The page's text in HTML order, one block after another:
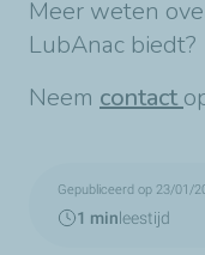
Meer weten
LubAnac biedt?
Neem contact
Gepubliceerd op 23/01/
1 minleestijd